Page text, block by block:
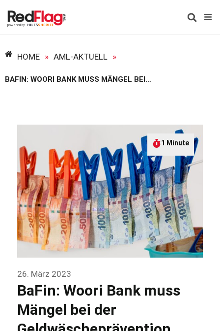
HOME » AML-AKTUELL »
BAFIN: WOORI BANK MUSS MÄNGEL BEI DER GELDWÄSCHEPRÄVENTION BESEITIGEN
26. März 2023
BaFin: Woori Bank muss
Mängel bei der
1 Minute